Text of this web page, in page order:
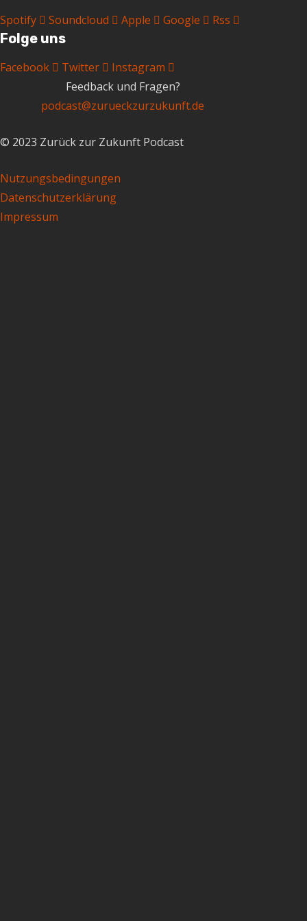
Spotify Soundcloud Apple Google Rss
Folge uns
Facebook Twitter
Instagram
Feedback und Fragen?
podcast@zurueckzurzukunft.de
© 2023 Zurück zur Zukunft Podcast
Nutzungsbedingungen
Datenschutzerklärung
Impressum